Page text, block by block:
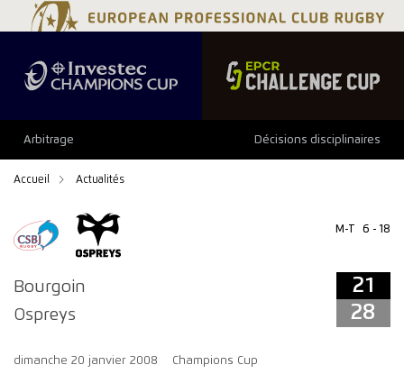
Arbitrage Décisions disciplinaires
Accueil Actualités
Bourgoin
Ospreys
M-T 6 - 18
21
28
dimanche 20 janvier 2008
Champions Cup
21 28